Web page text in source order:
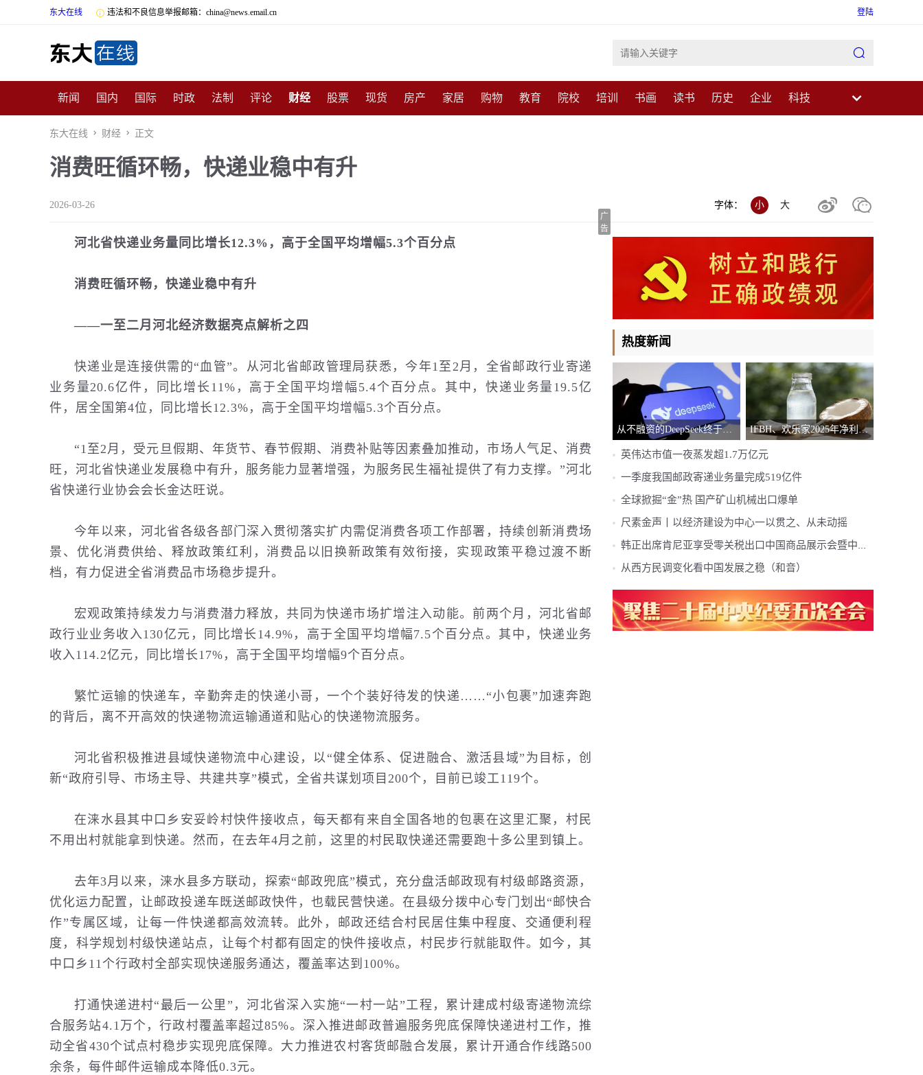
东大在线  违法和不良信息举报邮箱：china@news.email.cn 登陆

新闻 国内 国际 时政 法制 评论 财经 股票 现货 房产 家居 购物 教育 院校 培训 书画 读书 历史 企业 科技
数码 民俗 招商
非遗 公益 娱乐 游戏 影视 明星 时尚 体育
东大在线  财经  正文
消费旺循环畅，快递业稳中有升
2026-03-26 

字体： 小 大
河北省快递业务量同比增长12.3%，高于全国平均增幅5.3个百分点
消费旺循环畅，快递业稳中有升
——一至二月河北经济数据亮点解析之四
快递业是连接供需的“血管”。从河北省邮政管理局获悉，今年1至2月，全省邮政行业寄递
业务量20.6亿件，同比增长11%，高于全国平均增幅5.4个百分点。其中，快递业务量19.5亿
件，居全国第4位，同比增长12.3%，高于全国平均增幅5.3个百分点。
“1至2月，受元旦假期、年货节、春节假期、消费补贴等因素叠加推动，市场人气足、消费
旺，河北省快递业发展稳中有升，服务能力显著增强，为服务 民生福祉提供了有力支撑。”河北
省快递行业协会会长金达旺说。
今年以来，河北省各级各部门深入贯彻落实扩内需促消费各项工作部署，持续创新消费场
景、优化消费供给、释放政策红利，消费品以旧换新政策有效衔接，实现政策平稳过渡不断
档，有力促进全省消费品市场稳步提升。
宏观政策持续发力与消费潜力释放，共同为快递市场扩增注入动能。前两个月，河北省邮
政行业业务收入130亿元，同比增长14.9%，高于全国平均增幅7.5个百分点。其中，快递业务
收入114.2亿元，同比增长17%，高于全国平均增幅9个百分点。
繁忙运输的快递车，辛勤奔走的快递小哥，一个个装好待发的快递……“小包裹”加速奔跑
的背后，离不开高效的快递物流运输通道和贴心的快递物流服务。
河北省积极推进县域快递物流中心建设，以“健全体系、促进融合、激活县域”为目标，创
新“政府引导、市场主导、共建共享”模式，全省共谋划项目200个，目前已竣工119个。
在涞水县其中口乡安妥岭村快件接收点，每天都有来自全国各地的包裹在这里汇聚，村民
不用出村就能拿到快递。然而，在去年4月之前，这里的村民取快递还需要跑十多公里到镇上。
去年3月以来，涞水县多方联动，探索“邮政兜底”模式，充分盘活邮政现有村级邮路资源，
优化运力配置，让邮政投递车既送邮政快件，也载民营快递。在县级分拨中心专门划出“邮快合
作”专属区域，让每一件快递都高效流转。此外，邮政还结合村民居住集中程度、 交通便利程
度，科学规划村级快递站点，让每个村都有固定的快件接收点，村民步行就能取件。如今，其
中口乡11个行政村全部实现快递服务通达，覆盖率达到100%。
打通快递进村“最后一公里”，河北省深入实施“一村一站”工程，累计建成村级寄递物流综
合服务站4.1万个，行政村覆盖率超过85%。深入推进邮政普遍服务兜底保障快递进村工作，推
动全省430个试点村稳步实现兜底保障。大力推进农村客货邮融合发展，累计开通合作线路500
余条，每件邮件运输成本降低0.3元。
广
告
热度新闻
从不融资的DeepSeek终于松
口了！目标估值超100亿美
元，人才流失和算力压力让
IFBH、欢乐家2025年净利润
或大幅下滑
英伟达市值一夜蒸发超1.7万亿元
一季度我国邮政寄递业务量完成519亿件
全球掀掘“金”热 国产矿山机械出口爆单
尺素金声丨以经济建设为中心一以贯之、从未动摇
韩正出席肯尼亚享受零关税出口中国商品展示会暨中国
－肯尼亚商务论坛并致辞
从西方民调变化看中国发展之稳（和音）